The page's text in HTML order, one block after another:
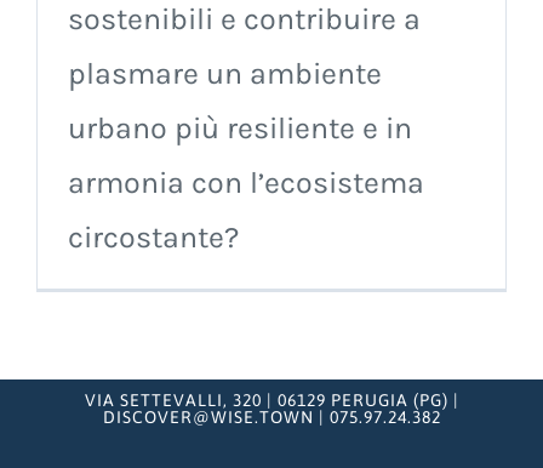
sostenibili e contribuire a
plasmare un ambiente
urbano più resiliente e in
armonia con l’ecosistema
circostante?
VIA SETTEVALLI, 320 | 06129 PERUGIA (PG) |
DISCOVER@WISE.TOWN | 075.97.24.382